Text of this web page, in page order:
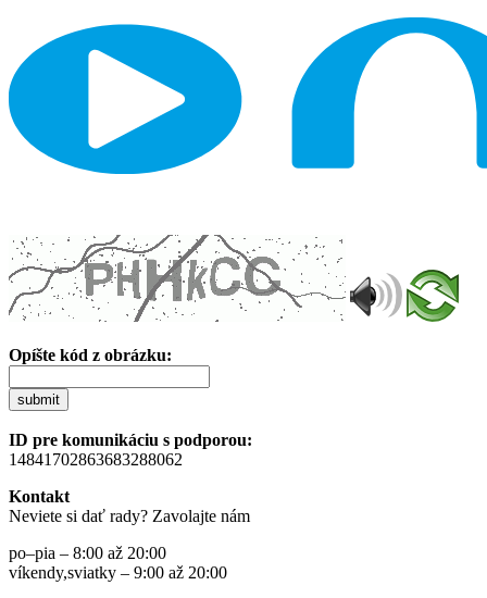
Opíšte kód z obrázku:
submit
ID pre komunikáciu s podporou:
14841702863683288062
Kontakt
Neviete si dať rady? Zavolajte nám
po–pia – 8:00 až 20:00
víkendy,sviatky – 9:00 až 20:00